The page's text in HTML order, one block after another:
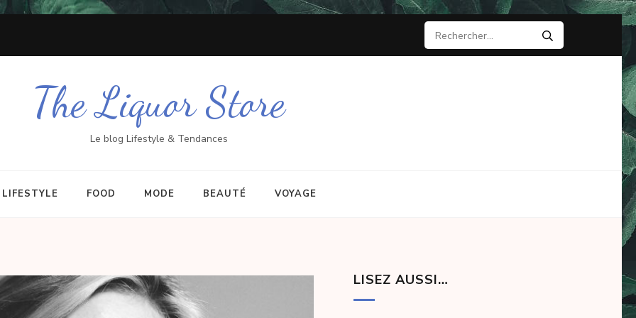
Rechercher :
The Liquor Store
Le blog Lifestyle & Tendances
LIFESTYLE FOOD MODE BEAUTÉ VOYAGE
LISEZ AUSSI…